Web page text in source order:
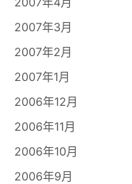
2007年3月
2007年2月
2007年1月
2006年12月
2006年11月
2006年10月
2006年9月